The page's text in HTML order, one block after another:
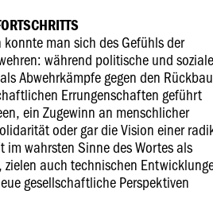
man sich des Gefühls der
während politische und
Abwehrkämpfe gegen den Rückbau
Errungenschaften geführt
ein Zugewinn an menschlicher
oder gar die Vision einer
im wahrsten Sinne des Wortes als
auch technischen
gesellschaftliche Perspektiven